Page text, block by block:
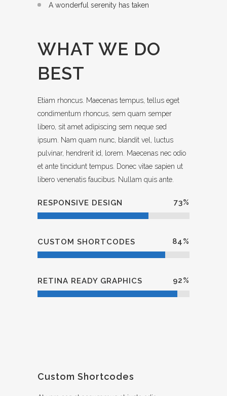
A wonderful serenity has taken
WHAT WE DO
BEST
Etiam rhoncus. Maecenas tempus, tellus eget
condimentum rhoncus, sem quam semper
libero, sit amet adipiscing sem neque sed
ipsum. Nam quam nunc, blandit vel, luctus
pulvinar, hendrerit id, lorem. Maecenas nec odio
et ante tincidunt tempus. Donec vitae sapien ut
libero venenatis faucibus. Nullam quis ante.
RESPONSIVE DESIGN 73%
CUSTOM SHORTCODES 84%
RETINA READY GRAPHICS 92%
Custom Shortcodes